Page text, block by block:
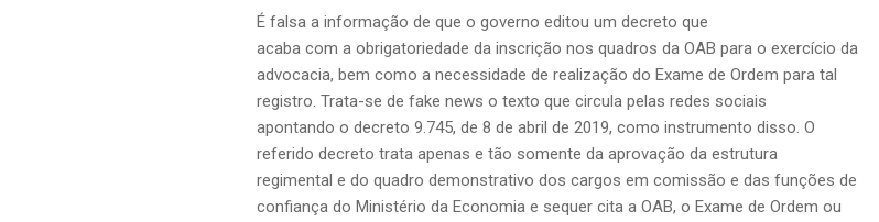
É falsa a informação de que o governo editou um decreto que
acaba com a obrigatoriedade da inscrição nos quadros da OAB para o exercício da
advocacia, bem como a necessidade de realização do Exame de Ordem para tal
registro. Trata-se de fake news o texto que circula pelas redes sociais
apontando o decreto 9.745, de 8 de abril de 2019, como instrumento disso. O
referido decreto trata apenas e tão somente da aprovação da estrutura
regimental e do quadro demonstrativo dos cargos em comissão e das funções de
confiança do Ministério da Economia e sequer cita a OAB, o Exame de Ordem ou